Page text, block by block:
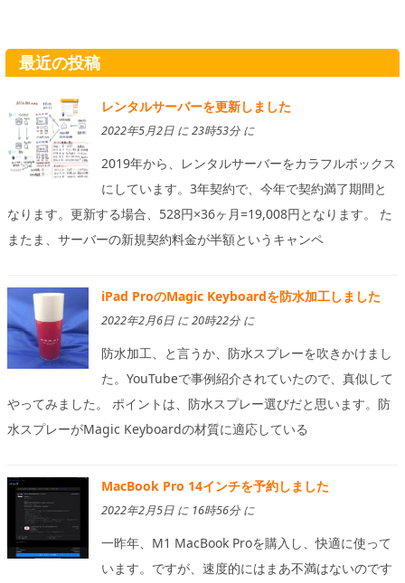
最近の投稿
レンタルサーバーを更新しました
2022年5月2日 に 23時53分 に
2019年から、レンタルサーバーをカラフルボックス
にしています。3年契約で、今年で契約満了期間と
なります。更新する場合、528円×36ヶ月=19,008円となります。 た
またま、サーバーの新規契約料金が半額というキャンペ
iPad ProのMagic Keyboardを防水加工しました
2022年2月6日 に 20時22分 に
防水加工、と言うか、防水スプレーを吹きかけまし
た。YouTubeで事例紹介されていたので、真似して
やってみました。 ポイントは、防水スプレー選びだと思います。防
水スプレーがMagic Keyboardの材質に適応している
MacBook Pro 14インチを予約しました
2022年2月5日 に 16時56分 に
一昨年、M1 MacBook Proを購入し、快適に使って
います。ですが、速度的にはまあ不満はないのです